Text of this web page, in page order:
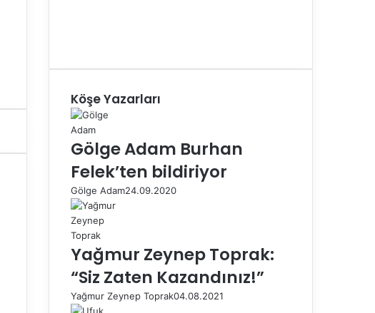
Köşe Yazarları
Gölge Adam Burhan
Felek’ten bildiriyor
Gölge Adam24.09.2020
Yağmur Zeynep Toprak:
“Siz Zaten Kazandınız!”
Yağmur Zeynep Toprak04.08.2021